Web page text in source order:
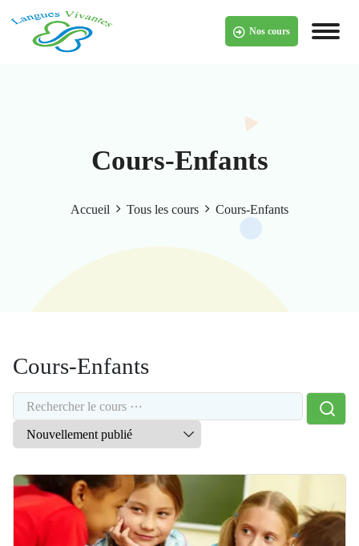
content
Nos cours
Cours-Enfants
Accueil Tous les cours Cours-Enfants
Cours-Enfants